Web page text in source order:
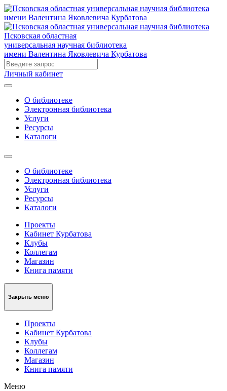
Псковская областная
универсальная научная библиотека
имени Валентина Яковлевича Курбатова
Личный кабинет
О библиотеке
Электронная библиотека
Услуги
Ресурсы
Каталоги
О библиотеке
Электронная библиотека
Услуги
Ресурсы
Каталоги
Проекты
Кабинет Курбатова
Клубы
Коллегам
Магазин
Книга памяти
Закрыть меню
Проекты
Кабинет Курбатова
Клубы
Коллегам
Магазин
Книга памяти
Меню